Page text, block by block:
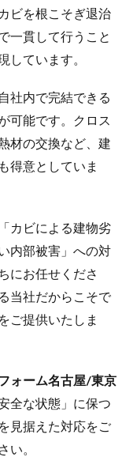
ビを根こそぎ退治
一貫して行うこと
しています。
社内で完結できる
可能です。クロス
材の交換など、建
得意としていま
カビによる建物劣
内部被害」への対
にお任せくださ
当社だからこそで
をご提供いたしま
ォーム名古屋/東京
全な状態」に保つ
見据えた対応をご
い。